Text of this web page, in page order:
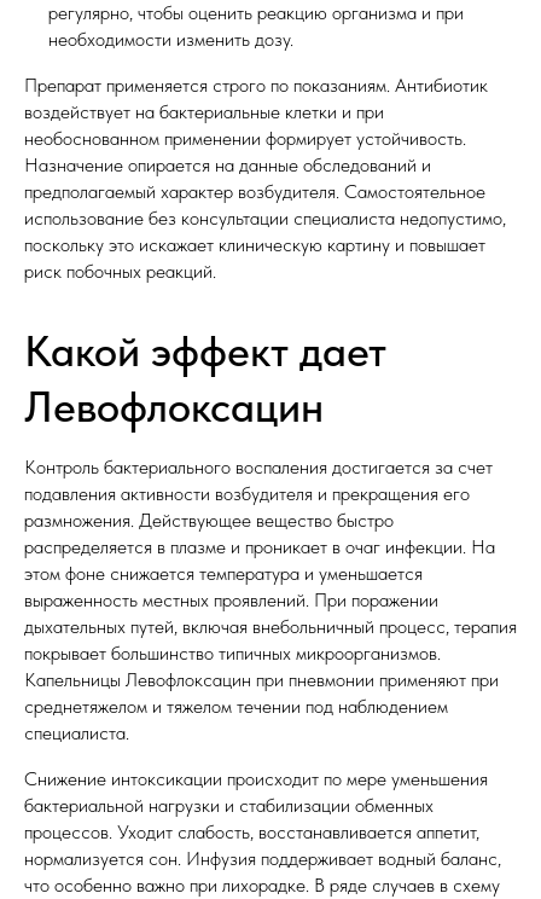
регулярно, чтобы оценить реакцию организма и при
необходимости изменить дозу.
Препарат применяется строго по показаниям. Антибиотик
воздействует на бактериальные клетки и при
необоснованном применении формирует устойчивость.
Назначение опирается на данные обследований и
предполагаемый характер возбудителя. Самостоятельное
использование без консультации специалиста недопустимо,
поскольку это искажает клиническую картину и повышает
риск побочных реакций.
Какой эффект дает
Левофлоксацин
Контроль бактериального воспаления достигается за счет
подавления активности возбудителя и прекращения его
размножения. Действующее вещество быстро
распределяется в плазме и проникает в очаг инфекции. На
этом фоне снижается температура и уменьшается
выраженность местных проявлений. При поражении
дыхательных путей, включая внебольничный процесс, терапия
покрывает большинство типичных микроорганизмов.
Капельницы Левофлоксацин при пневмонии применяют при
среднетяжелом и тяжелом течении под наблюдением
специалиста.
Снижение интоксикации происходит по мере уменьшения
бактериальной нагрузки и стабилизации обменных
процессов. Уходит слабость, восстанавливается аппетит,
нормализуется сон. Инфузия поддерживает водный баланс,
что особенно важно при лихорадке. В ряде случаев в схему